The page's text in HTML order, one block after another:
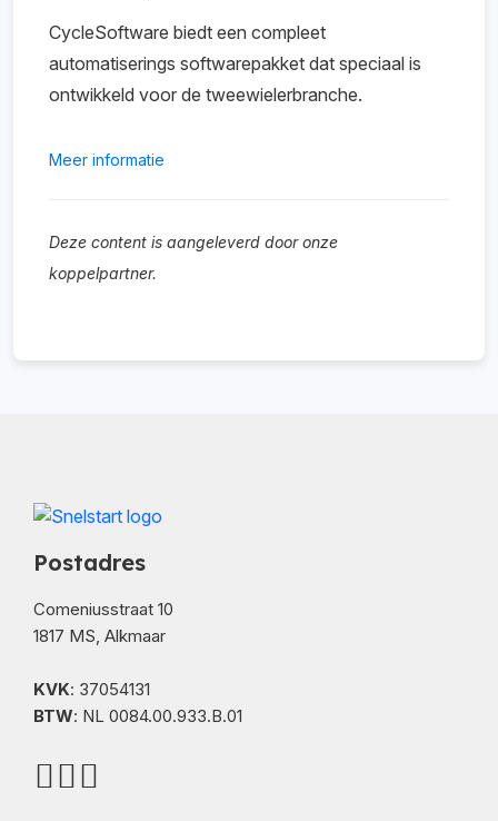
CycleSoftware biedt een compleet
automatiserings softwarepakket dat speciaal is
ontwikkeld voor de tweewielerbranche.
Meer informatie
Deze content is aangeleverd door onze
koppelpartner.
Postadres
Comeniusstraat 10
1817 MS, Alkmaar
KVK: 37054131
BTW: NL 0084.00.933.B.01